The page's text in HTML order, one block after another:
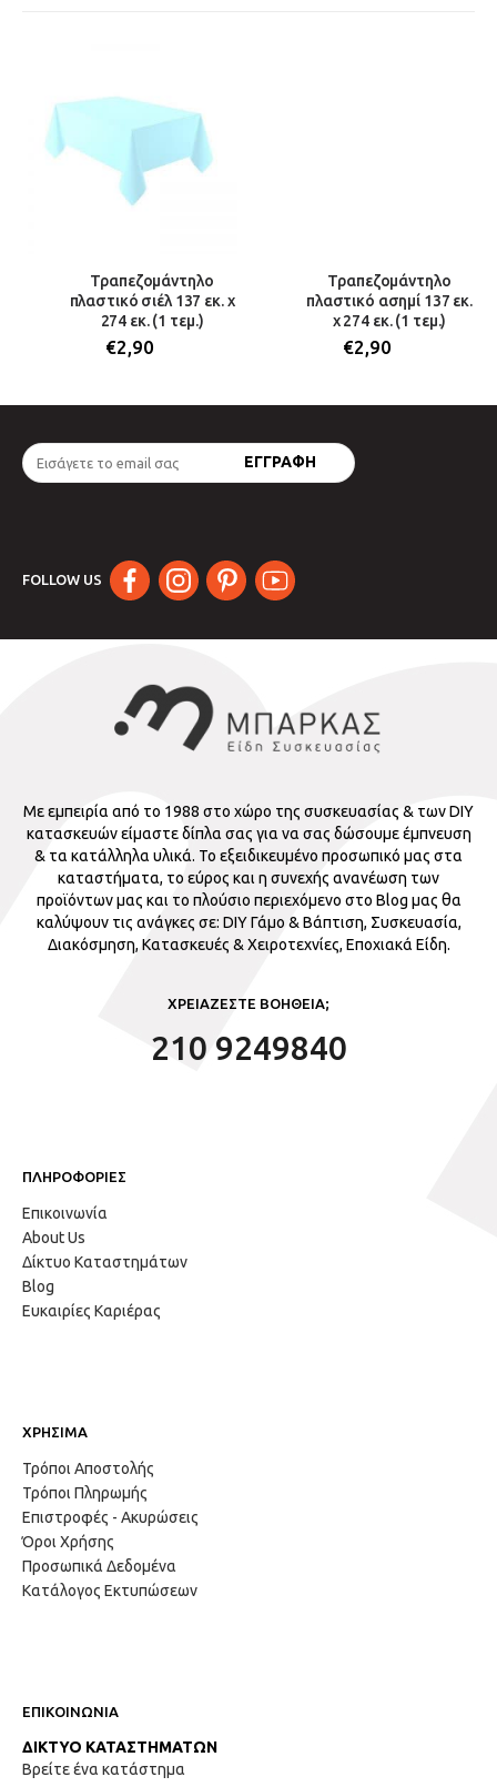
Τραπεζομάντηλο
πλαστικό σιέλ 137 εκ. x
274 εκ. (1 τεμ.)
€2,90
Τραπεζομάντηλο
πλαστικό ασημί 137 εκ.
x 274 εκ. (1 τεμ.)
€2,90
FOLLOW US
Με εμπειρία από το 1988 στο χώρο της συσκευασίας & των DIY
κατασκευών είμαστε δίπλα σας για να σας δώσουμε έμπνευση
& τα κατάλληλα υλικά. Το εξειδικευμένο προσωπικό μας στα
καταστήματα, το εύρος και η συνεχής ανανέωση των
προϊόντων μας και το πλούσιο περιεχόμενο στο Blog μας θα
καλύψουν τις ανάγκες σε: DIY Γάμο & Βάπτιση, Συσκευασία,
Διακόσμηση, Κατασκευές & Χειροτεχνίες, Εποχιακά Είδη.
ΧΡΕΙΑΖΕΣΤΕ ΒΟΗΘΕΙΑ;
210 9249840
ΠΛΗΡΟΦΟΡΙΕΣ
Επικοινωνία
About Us
Δίκτυο Καταστημάτων
Blog
Ευκαιρίες Καριέρας
ΧΡΗΣΙΜΑ
Τρόποι Αποστολής
Τρόποι Πληρωμής
Επιστροφές - Ακυρώσεις
Όροι Χρήσης
Προσωπικά Δεδομένα
Κατάλογος Εκτυπώσεων
ΕΠΙΚΟΙΝΩΝΙΑ
ΔΙΚΤΥΟ ΚΑΤΑΣΤΗΜΑΤΩΝ
Βρείτε ένα κατάστημα